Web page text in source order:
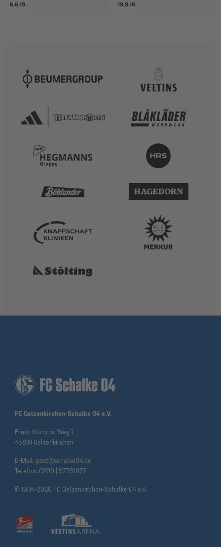
6.6.19
19.9.18
FC Gelsenkirchen-Schalke 04 e.V.
Ernst-Kuzorra-Weg 1
45891 Gelsenkirchen
E-Mail: post@schalke04.de
Telefon: 0209 | 97751877
© 1904-2026 FC Gelsenkirchen-Schalke 04 e.V.